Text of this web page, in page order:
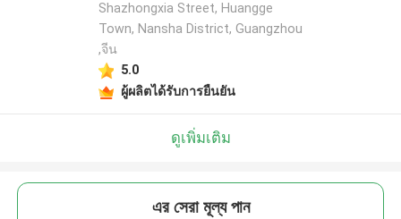
Shazhongxia Street, Huangge
Town, Nansha District, Guangzhou
,จีน
5.0
ผู้ผลิตได้รับการยืนยัน
ดูเพิ่มเติม
এর সেরা মূল্য পান